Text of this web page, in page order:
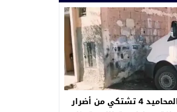
ساكنة المحاميد 4 تشتكي من أضرار